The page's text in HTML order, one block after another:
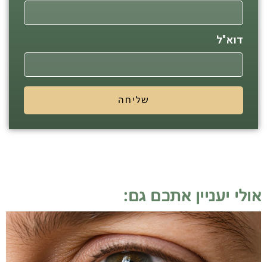
דוא"ל
שליחה
אולי יעניין אתכם גם: